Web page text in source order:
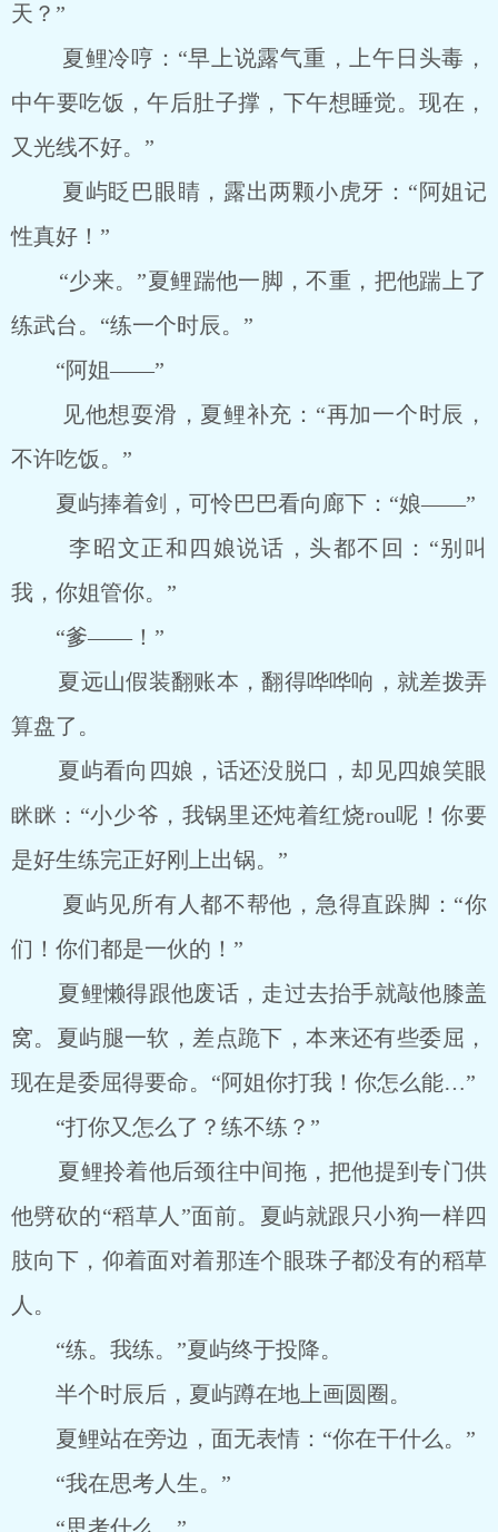
天？”
夏鲤冷哼：“早上说露气重，上午日头毒，
中午要吃饭，午后肚子撑，下午想睡觉。现在，
又光线不好。”
夏屿眨巴眼睛，露出两颗小虎牙：“阿姐记
性真好！”
“少来。”夏鲤踹他一脚，不重，把他踹上了
练武台。“练一个时辰。”
“阿姐――”
见他想耍滑，夏鲤补充：“再加一个时辰，
不许吃饭。”
夏屿捧着剑，可怜巴巴看向廊下：“娘――”
李昭文正和四娘说话，头都不回：“别叫
我，你姐管你。”
“爹――！”
夏远山假装翻账本，翻得哗哗响，就差拨弄
算盘了。
夏屿看向四娘，话还没脱口，却见四娘笑眼
眯眯：“小少爷，我锅里还炖着红烧rou呢！你要
是好生练完正好刚上出锅。”
夏屿见所有人都不帮他，急得直跺脚：“你
们！你们都是一伙的！”
夏鲤懒得跟他废话，走过去抬手就敲他膝盖
窝。夏屿腿一软，差点跪下，本来还有些委屈，
现在是委屈得要命。“阿姐你打我！你怎么能…”
“打你又怎么了？练不练？”
夏鲤拎着他后颈往中间拖，把他提到专门供
他劈砍的“稻草人”面前。夏屿就跟只小狗一样四
肢向下，仰着面对着那连个眼珠子都没有的稻草
人。
“练。我练。”夏屿终于投降。
半个时辰后，夏屿蹲在地上画圆圈。
夏鲤站在旁边，面无表情：“你在干什么。”
“我在思考人生。”